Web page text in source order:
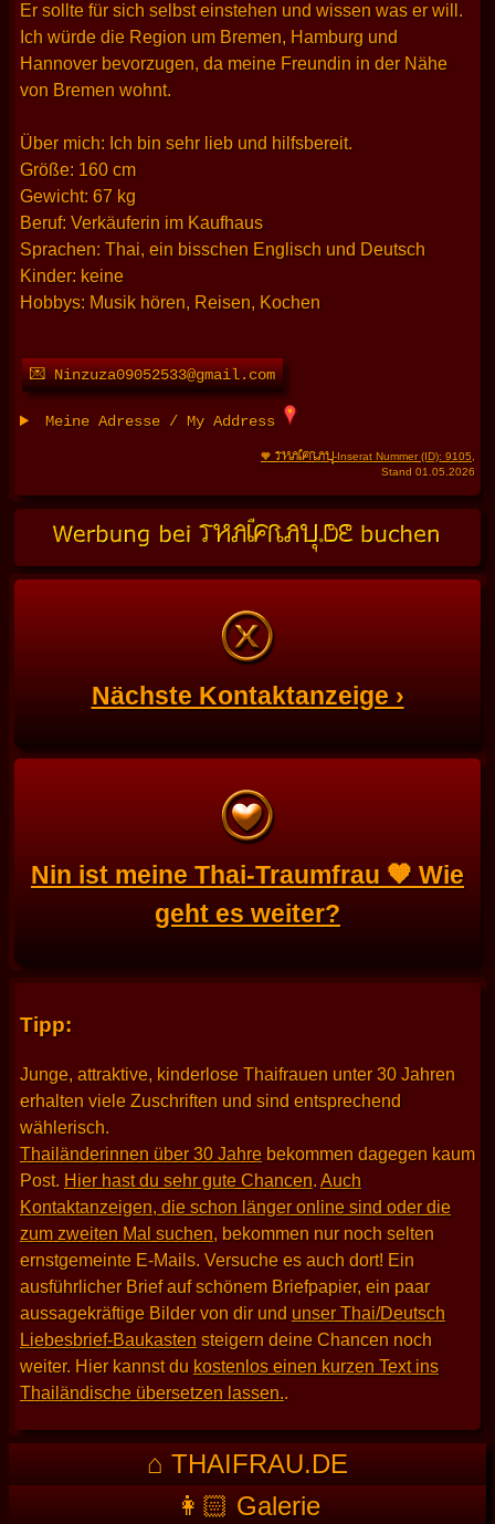
Er sollte für sich selbst einstehen und wissen was er will.
Ich würde die Region um Bremen, Hamburg und
Hannover bevorzugen, da meine Freundin in der Nähe
von Bremen wohnt.
Über mich: Ich bin sehr lieb und hilfsbereit.
Größe: 160 cm
Gewicht: 67 kg
Beruf: Verkäuferin im Kaufhaus
Sprachen: Thai, ein bisschen Englisch und Deutsch
Kinder: keine
Hobbys: Musik hören, Reisen, Kochen
💌 Ninzuza09052533@gmail.com
Meine Adresse / My Address
🧡 THAIFRAU-Inserat Nummer (ID): 9105
Stand 01.05.2026
Nächste Kontaktanzeige ›
Nin ist meine Thai-Traumfrau 🧡 Wie
geht es weiter?
Tipp:
Junge, attraktive, kinderlose Thaifrauen unter 30 Jahren
erhalten viele Zuschriften und sind entsprechend
wählerisch.
Thailänderinnen über 30 Jahre bekommen dagegen kaum
Post. Hier hast du sehr gute Chancen. Auch
Kontaktanzeigen, die schon länger online sind oder die
zum zweiten Mal suchen, bekommen nur noch selten
ernstgemeinte E-Mails. Versuche es auch dort! Ein
ausführlicher Brief auf schönem Briefpapier, ein paar
aussagekräftige Bilder von dir und unser Thai/Deutsch
Liebesbrief-Baukasten steigern deine Chancen noch
weiter. Hier kannst du kostenlos einen kurzen Text ins
Thailändische übersetzen lassen..
⌂ THAIFRAU.DE
👩🏻 Galerie